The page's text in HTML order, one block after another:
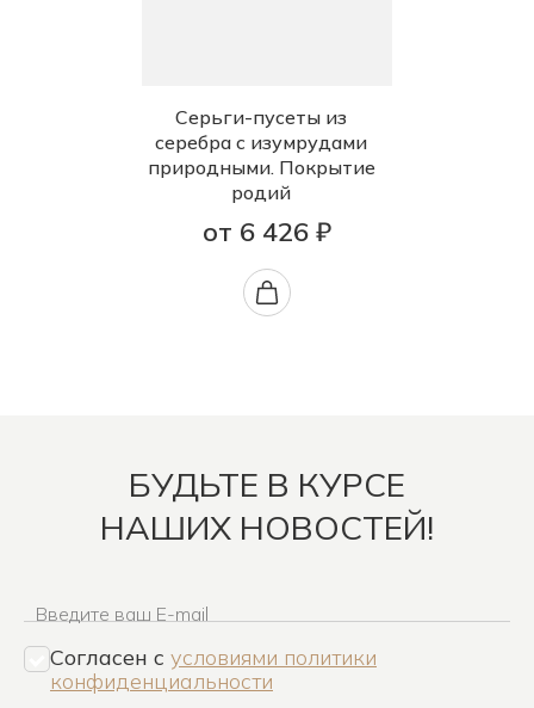
Серьги-пусеты из
серебра с изумрудами
природными. Покрытие
родий
от 6 426 ₽
БУДЬТЕ В КУРСЕ
НАШИХ НОВОСТЕЙ!
Введите ваш E-mail
Согласен c условиями политики
конфиденциальности